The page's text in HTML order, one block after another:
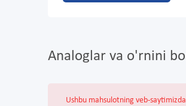
Analoglar va o'rnini
Ushbu mahsulotning veb-